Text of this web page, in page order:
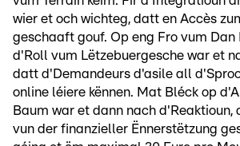
wier et och wichteg, datt en Accès
geschaaft gouf. Op eng Fro vum Dan
d'Roll vum Lëtzebuergesche war et
datt d'Demandeurs d'asile all
online léiere kënnen. Mat Bléck op
Baum war et dann nach d'Reaktioun,
vun der finanzieller Ënnerstëtzung